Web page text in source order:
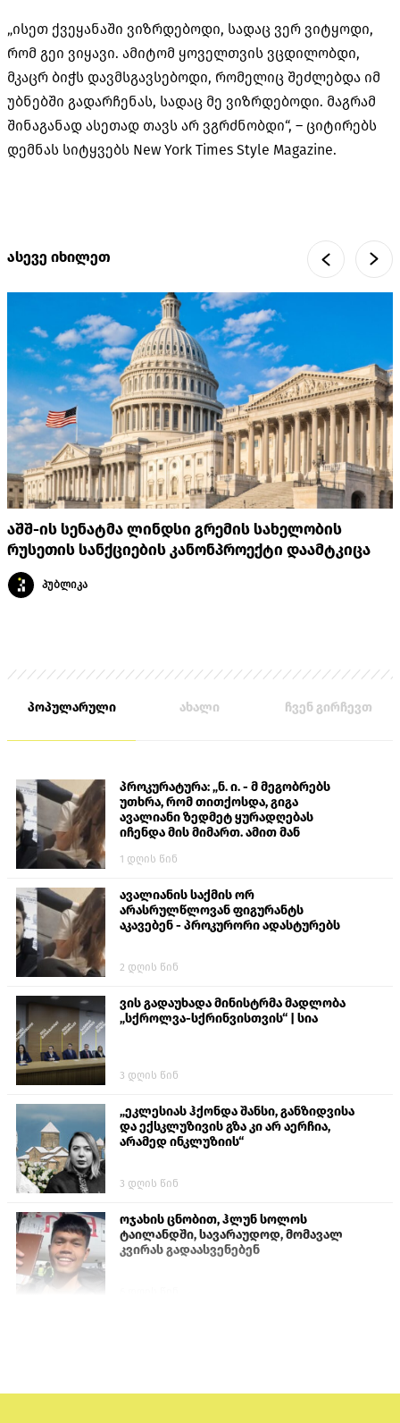
„ისეთ ქვეყანაში ვიზრდებოდი, სადაც ვერ ვიტყოდი,
რომ გეი ვიყავი. ამიტომ ყოველთვის ვცდილობდი,
მკაცრ ბიჭს დავმსგავსებოდი, რომელიც შეძლებდა იმ
უბნებში გადარჩენას, სადაც მე ვიზრდებოდი. მაგრამ
შინაგანად ასეთად თავს არ ვგრძნობდი“, – ციტირებს
დემნას სიტყვებს New York Times Style Magazine.
ასევე იხილეთ
აშშ-ის სენატმა ლინდსი გრემის სახელობის
რუსეთის სანქციების კანონპროექტი დაამტკიცა
პუბლიკა
პოპულარული ახალი ჩვენ გირჩევთ
პროკურატურა: „ნ. ი. - მ მეგობრებს
უთხრა, რომ თითქოსდა, გიგა
ავალიანი ზედმეტ ყურადღებას
იჩენდა მის მიმართ. ამით მან
თავს დასხმოდა გიგა ავალიანს“
1 დღის წინ
ავალიანის საქმის ორ
არასრულწლოვან ფიგურანტს
აკავებენ - პროკურორი ადასტურებს
2 დღის წინ
ვის გადაუხადა მინისტრმა მადლობა
„სქროლვა-სქრინვისთვის“ | სია
3 დღის წინ
„ეკლესიას ჰქონდა შანსი, განზიდვისა
და ექსკლუზივის გზა კი არ აერჩია,
არამედ ინკლუზიის“
3 დღის წინ
ოჯახის ცნობით, ჰლუნ სოლოს
ტაილანდში, სავარაუდოდ, მომავალ
კვირას გადაასვენებენ